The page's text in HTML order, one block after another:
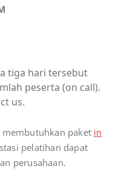
tiga hari tersebut
peserta (on call).
us.
paket in
pelatihan dapat
perusahaan.